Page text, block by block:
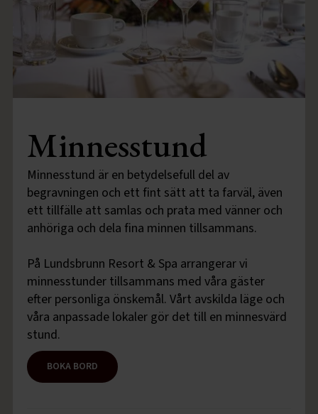
Minnesstund
Minnesstund är en betydelsefull del av
begravningen och ett fint sätt att ta farväl, även
ett tillfälle att samlas och prata med vänner och
anhöriga och dela fina minnen tillsammans.
På Lundsbrunn Resort & Spa arrangerar vi
minnesstunder tillsammans med våra gäster
efter personliga önskemål. Vårt avskilda läge och
våra anpassade lokaler gör det till en minnesvärd
stund.
BOKA BORD